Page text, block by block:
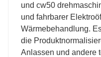
und cw50
und fahrbarer
Wärmebehandlung.
die
Anlassen und andere